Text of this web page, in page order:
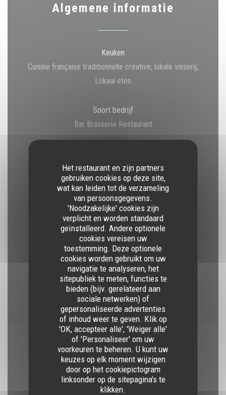
Het restaurant en zijn partners
gebruiken cookies op deze site,
wat kan leiden tot de verzameling
van persoonsgegevens.
'Noodzakelijke' cookies zijn
verplicht en worden standaard
geïnstalleerd. Andere optionele
cookies vereisen uw
toestemming. Deze optionele
cookies worden gebruikt om uw
navigatie te analyseren, het
sitepubliek te meten, functies te
bieden (bijv. gerelateerd aan
sociale netwerken) of
gepersonaliseerde advertenties
of inhoud weer te geven. Klik op
'OK, accepteer alle', 'Weiger alle'
of 'Personaliseer' om uw
voorkeuren te beheren. U kunt uw
keuzes op elk moment wijzigen
door op het cookiepictogram
linksonder op de sitepagina's te
klikken.
Algemene informatie
Keuken
Cuisine française traditionnelle créative, lokale visserij,
Lokaal eten
Soort bedrijf
Bar Brasserie Restaurant
Veggie gerechten, Private Hire, Kinder menu,
Verwarmd terras, Diervriendelijk, Kinderstoeltje en
verschoontafel voor baby's, Kinderstoelen
Betaalmethoden
Amex, Apple Pay, Restaurant Ticket, Paiement Sans
ContactPaiement Sans Contact, NL - restaurant van
Titres (uniquement le midi), Eurocard / Mastercard,
restaurant van Titres, Contant geld, meester, Visa,
Vakantiecheques, American Express, Debetkaart
Openingstijden